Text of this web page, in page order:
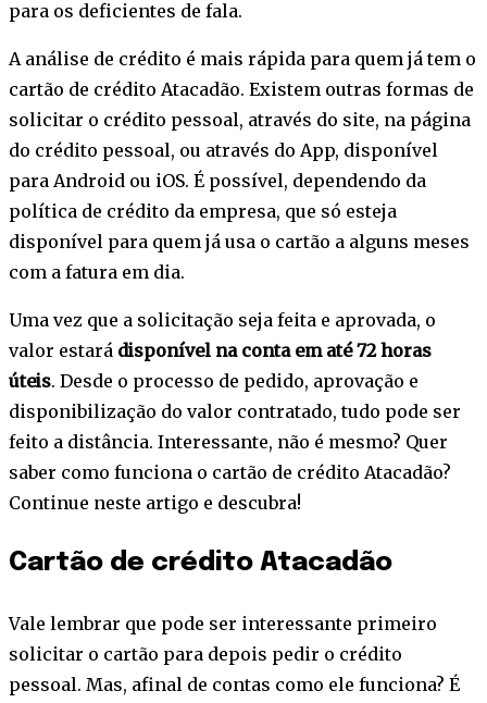
para os deficientes de fala.
A análise de crédito é mais rápida para quem já tem o
cartão de crédito Atacadão. Existem outras formas de
solicitar o crédito pessoal, através do site, na página
do crédito pessoal, ou através do App, disponível
para Android ou iOS. É possível, dependendo da
política de crédito da empresa, que só esteja
disponível para quem já usa o cartão a alguns meses
com a fatura em dia.
Uma vez que a solicitação seja feita e aprovada, o
valor estará disponível na conta em até 72 horas
úteis. Desde o processo de pedido, aprovação e
disponibilização do valor contratado, tudo pode ser
feito a distância. Interessante, não é mesmo? Quer
saber como funciona o cartão de crédito Atacadão?
Continue neste artigo e descubra!
Cartão de crédito Atacadão
Vale lembrar que pode ser interessante primeiro
solicitar o cartão para depois pedir o crédito
pessoal. Mas, afinal de contas como ele funciona? É